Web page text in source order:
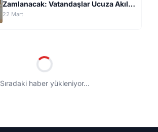
Zamlanacak: Vatandaşlar Ucuza Akıllı
Telefon İçin Mağazalara Akın Etti
22 Mart
Sıradaki haber yükleniyor...